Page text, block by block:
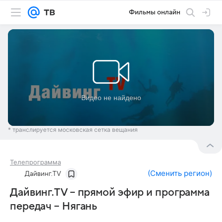
Фильмы онлайн
* транслируется московская сетка вещания
Телепрограмма
Дайвинг.TV (Сменить регион)
Дайвинг.TV – прямой эфир и программа
передач – Нягань